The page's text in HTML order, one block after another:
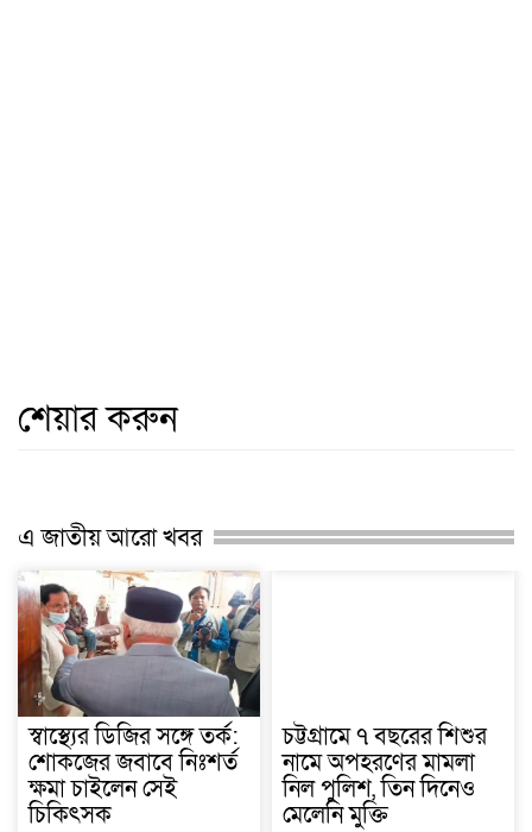
শেয়ার করুন
এ জাতীয় আরো খবর
স্বাস্থ্যের ডিজির সঙ্গে তর্ক:
শোকজের জবাবে নিঃশর্ত
ক্ষমা চাইলেন সেই
চিকিৎসক
চট্টগ্রামে ৭ বছরের শিশুর
নামে অপহরণের মামলা
নিল পুলিশ, তিন দিনেও
মেলেনি মুক্তি